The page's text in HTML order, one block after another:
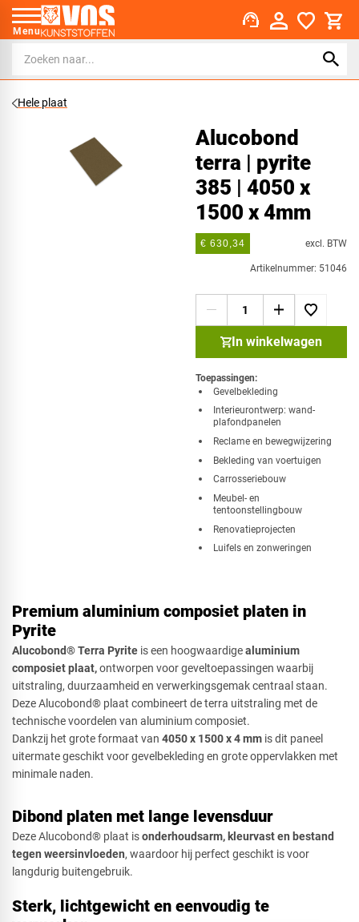
Menu support_agent
Hele plaat
Alucobond
terra | pyrite
385 | 4050 x
1500 x 4mm
€ 630,34 excl. BTW
Artikelnummer: 51046
In winkelwagen
Toepassingen:
​Gevelbekleding
Interieurontwerp: wand-
plafondpanelen
Reclame en bewegwijzering
Bekleding van voertuigen
Carrosseriebouw
Meubel- en
tentoonstellingbouw
Renovatieprojecten
Luifels en zonweringen
Premium aluminium composiet platen in
Pyrite
Alucobond® Terra Pyrite is een hoogwaardigealuminium
composiet plaat,ontworpen voor geveltoepassingen waarbij
uitstraling, duurzaamheid en verwerkingsgemak centraal staan.
Deze Alucobond® plaat combineert de terra uitstraling met de
technische voordelen van aluminium composiet.
Dankzij het grote formaat van 4050 x 1500 x 4 mm is dit paneel
uitermate geschikt voor gevelbekleding en grote oppervlakken met
minimale naden.
Dibond platen met lange levensduur
Deze Alucobond® plaat isonderhoudsarm, kleurvast en bestand
tegen weersinvloeden, waardoor hij perfect geschikt is voor
langdurig buitengebruik.
Sterk, lichtgewicht en eenvoudig te